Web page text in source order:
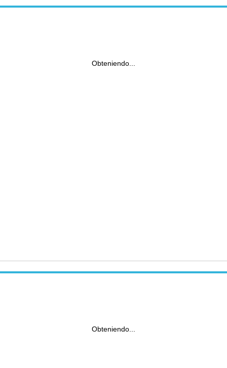
Obteniendo...
Obteniendo...